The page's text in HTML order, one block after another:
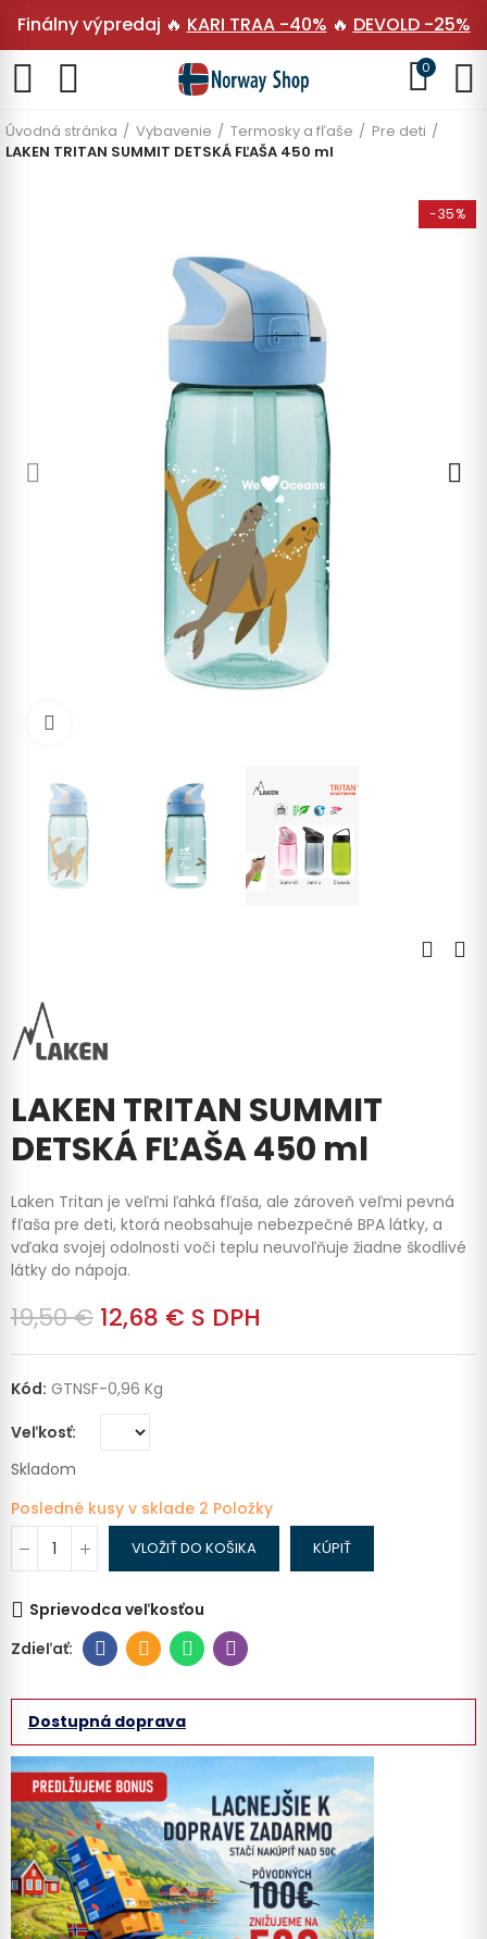
Finálny výpredaj 🔥 KARI TRAA -40% 🔥 DEVOLD -25%
0
Úvodná stránka Vybavenie Termosky a fľaše
Pre deti
LAKEN TRITAN SUMMIT DETSKÁ FĽAŠA 450 ml
-35%
LAKEN TRITAN SUMMIT
DETSKÁ FĽAŠA 450 ml
Laken Tritan je veľmi ľahká fľaša, ale zároveň veľmi pevná
fľaša pre deti, ktorá neobsahuje nebezpečné BPA látky, a
vďaka svojej odolnosti voči teplu neuvoľňuje žiadne škodlivé
látky do nápoja.
19,50 € 12,68 € S DPH
Kód: GTNSF-0,96 Kg
Veľkosť
Skladom
Posledné kusy v sklade 2 Položky
VLOŽIŤ DO KOŠIKA KÚPIŤ
Sprievodca veľkosťou
Dostupná doprava